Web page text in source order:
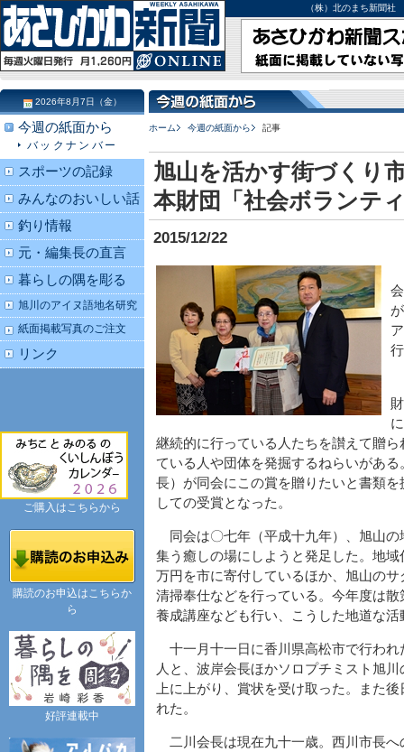
（株）北のまち新聞
ホーム 今週の紙面から 記事
旭山を活かす街づくり
本財団「社会ボランテ
2015/12/22
継続的に行っている人たちを讃えて贈
ている人や団体を発掘するねらいがあ
長）が同会にこの賞を贈りたいと書類
しての受賞となった。
同会は〇七年（平成十九年）、旭山の
集う癒しの場にしようと発足した。地
万円を市に寄付しているほか、旭山の
清掃奉仕などを行っている。今年度は
養成講座なども行い、こうした地道な
十一月十一日に香川県高松市で行われ
人と、波岸会長ほかソロプチミスト旭
上に上がり、賞状を受け取った。また
れた。
二川会長は現在九十一歳。西川市長へ
2026年8月7日（金）
今週の紙面から
バックナンバー
スポーツの記録
みんなのおいしい話
釣り情報
元・編集長の直言
暮らしの隅を彫る
旭川のアイヌ語地名研究
紙面掲載写真のご注文
リンク
ご購入はこちらから
購読のお申込はこちらか
ら
好評連載中